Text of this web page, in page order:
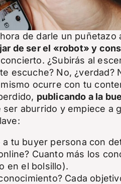
de darle un puñetazo
de ser el «robot» y
¿Subirás al
escuche? No, ¿verdad?
ocurre con tu
publicando a la
aburrido y empiece a
tu buyer persona con
Cuanto más los
en el bolsillo).
Cada